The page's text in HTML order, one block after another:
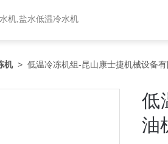
机,盐水低温冷水机
机> 低温冷冻机组-昆山康士捷机械设备有
低
油